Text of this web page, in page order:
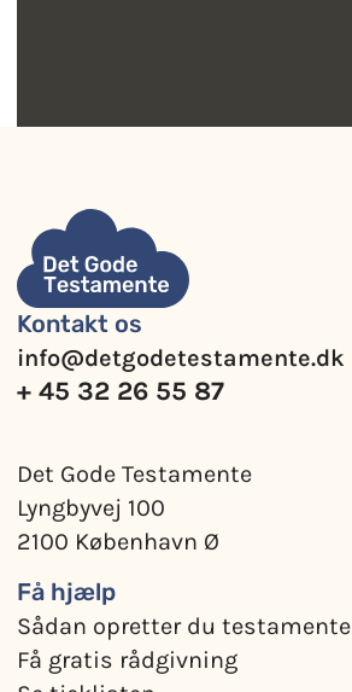
Kontakt os
info@detgodetestamente.dk
+ 45 32 26 55 87
Det Gode Testamente
Lyngbyvej 100
2100 København Ø
Få hjælp
Sådan opretter du testamente
Få gratis rådgivning